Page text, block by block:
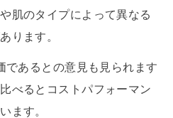
肌のタイプによって異なる
ります。
であるとの意見も見られます
べるとコストパフォーマン
ます。